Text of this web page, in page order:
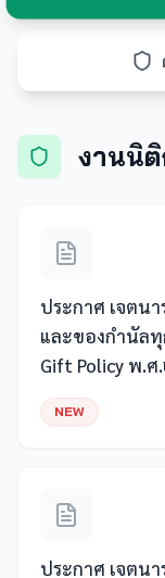
งานนิ
ประกาศ เจตน
และของกำนัล
Gift Policy พ.
NEW
ประกาศ เจตน